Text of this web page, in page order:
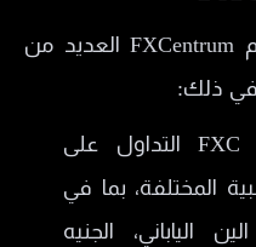
توفر شركة اف كس سنتروم FXCentrum العديد من
في ذلك:
تتيح شركة FXC التداول على
المختلفة، بما في
الياباني، الجنيه